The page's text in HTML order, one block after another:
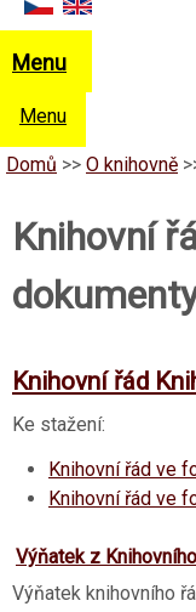
Menu
Menu
Domů >> O knihovně
Knihovní
Knihovní řád
Ke stažení:
Knihovní řád ve
Knihovní řád ve
Výňatek z
Výňatek knihovního